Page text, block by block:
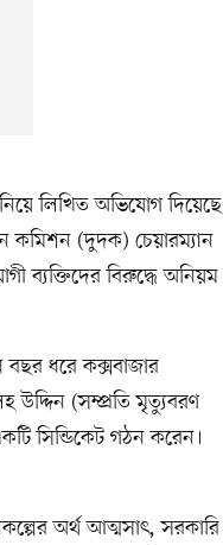
লিখিত অভিযোগ দিয়েছে
কমিশন (দুদক) চেয়ারম্যান
ব্যক্তিদের বিরুদ্ধে অনিয়ম
ধরে কক্সবাজার
উদ্দিন (সম্প্রতি মৃত্যুবরণ
সিন্ডিকেট গঠন করেন।
অর্থ আত্মসাৎ, সরকারি